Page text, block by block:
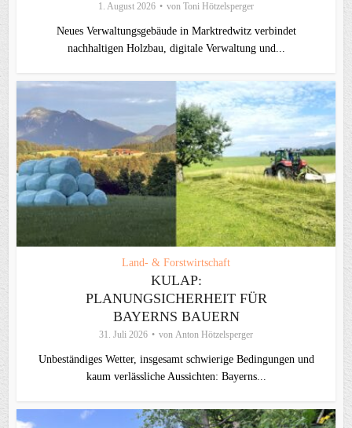
1. August 2026 von Toni Hötzelsperger
Neues Verwaltungsgebäude in Marktredwitz verbindet
nachhaltigen Holzbau, digitale Verwaltung und...
Land- & Forstwirtschaft
KULAP:
PLANUNGSICHERHEIT FÜR
BAYERNS BAUERN
31. Juli 2026 von Anton Hötzelsperger
Unbeständiges Wetter, insgesamt schwierige Bedingungen und
kaum verlässliche Aussichten: Bayerns...